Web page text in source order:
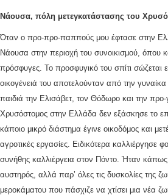
Νάουσα, πόλη μετεγκατάστασης του
Όταν ο προ-προ-παππούς μου έφτασε στην
Νάουσα στην περιοχή του συνοικισμού, όπου
πρόσφυγες. Το προσφυγικό του σπίτι
οικογένειά του αποτελούνταν από την
παιδιά την Ελισάβετ, τον Θόδωρο και την
Χρυσόστομος στην Ελλάδα δεν εξάσκησε το
κάποιο μικρό διάστημα έγινε οικοδόμος και
αγροτικές εργασίες. Ειδικότερα καλλιέργησε
συνήθης καλλιέργεια στον Πόντο. Ήταν
αυστηρός, αλλά παρ’ όλες τις δυσκολίες της
μεροκάματου που πάσχιζε να χτίσει μια νέα